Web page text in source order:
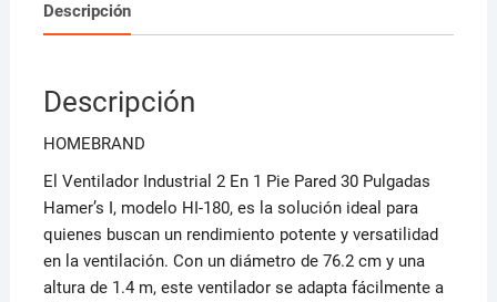
Pulgadas
76.2
50
Negro
Negras
Plástico
3
cantidad
Descripción
Descripción
HOMEBRAND
El Ventilador Industrial 2 En 1 Pie Pared 30 Pulgadas
Hamer’s I, modelo HI-180, es la solución ideal para
quienes buscan un rendimiento potente y versatilidad
en la ventilación. Con un diámetro de 76.2 cm y una
altura de 1.4 m, este ventilador se adapta fácilmente a